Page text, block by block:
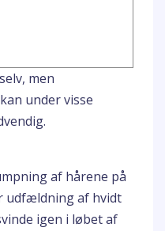
men
under visse
af hårene på
udfældning af hvidt
igen i løbet af